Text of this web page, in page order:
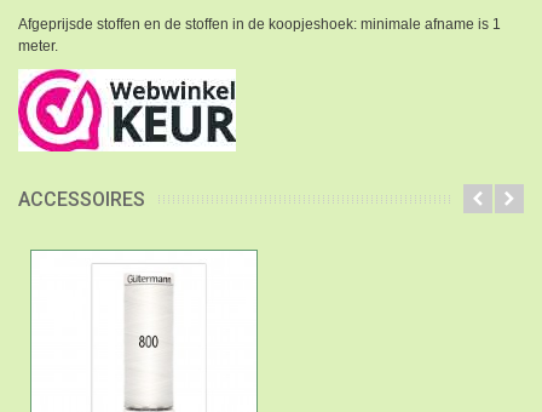
Afgeprijsde stoffen en de stoffen in de koopjeshoek: minimale afname is 1
meter.
ACCESSOIRES